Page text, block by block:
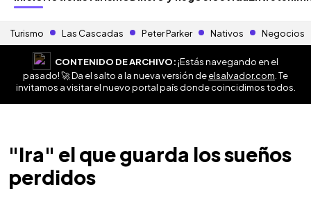
Turismo Las Cascadas Peter Parker Nativos Negocios
CONTENIDO DE ARCHIVO:¡Estás navegando en el
pasado! 🚀 Da el salto a la nueva versión deelsalvador.com . Te
invitamos a visitar el nuevo portal país donde coincidimos todos.
"Ira" el que guarda los sueños
perdidos